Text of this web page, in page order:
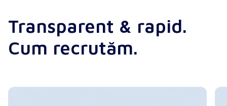
Transparent & rapid.
Cum recrutăm.